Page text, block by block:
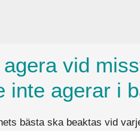
vid
inte agerar i
bästa ska beaktas vid